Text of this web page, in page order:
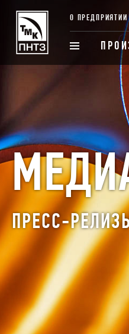
О ПРЕДПРИЯТИИ
ПРЕСС-